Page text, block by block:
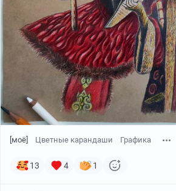
[моё] Цветные карандаши Графика
13 4 1